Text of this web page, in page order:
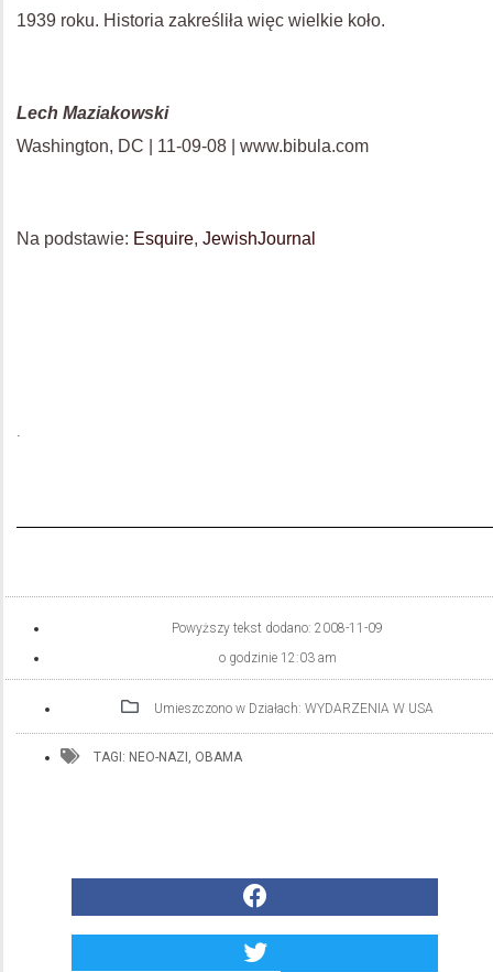
1939 roku. Historia zakreśliła więc wielkie koło.
Lech Maziakowski
Washington, DC | 11-09-08 | www.bibula.com
Na podstawie: Esquire, JewishJournal
Powyższy tekst dodano: 2008-11-09
o godzinie 12:03 am
Umieszczono w Działach: WYDARZENIA W USA
TAGI: NEO-NAZI , OBAMA